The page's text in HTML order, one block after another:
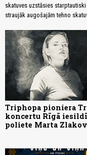
skatuves uzstāsies
straujāk augošajām tehno
Triphopa pioniera
koncertu Rīgā
poliete Marta